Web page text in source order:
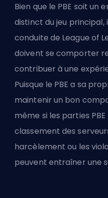
Bien que le PBE soit un
distinct du jeu principal,
conduite de League of
doivent se comporter
contribuer à une
Puisque le PBE a sa
maintenir un bon
même si les parties
classement des
harcèlement ou les
peuvent entraîner une